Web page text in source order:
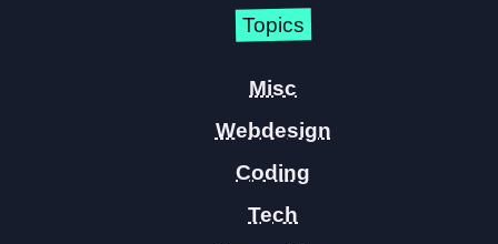
Topics
Misc
Webdesign
Coding
Tech